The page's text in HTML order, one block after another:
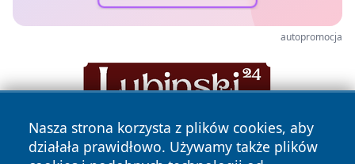
autopromocja
Nasza strona korzysta z plików cookies, aby
działała prawidłowo. Używamy także plików